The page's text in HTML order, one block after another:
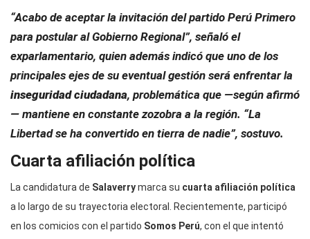
“Acabo de aceptar la invitación del partido Perú Primero
para postular al Gobierno Regional”, señaló el
exparlamentario, quien además indicó que uno de los
principales ejes de su eventual gestión será enfrentar la
inseguridad ciudadana, problemática que —según afirmó
— mantiene en constante zozobra a la región. “La
Libertad se ha convertido en tierra de nadie”, sostuvo.
Cuarta afiliación política
La candidatura de Salaverrymarca su cuarta afiliación política
a lo largo de su trayectoria electoral. Recientemente, participó
en los comicios con el partido Somos Perú, con el que intentó